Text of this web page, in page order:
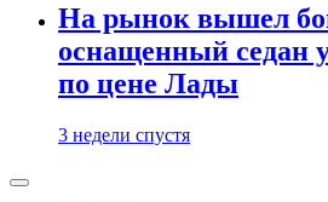
На рынок вышел
оснащенный седан
по цене Лады
3 недели спустя